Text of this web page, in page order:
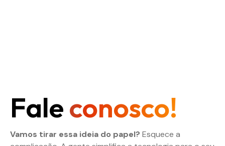
Faleconosco!
Vamos tirar essa ideia do papel? Esquece a